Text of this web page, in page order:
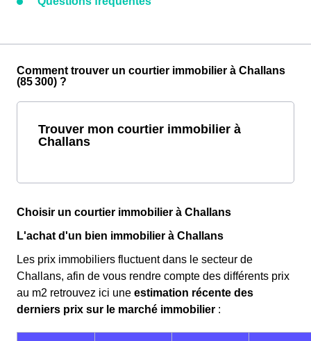
Comment trouver un courtier immobilier à Challans
(85 300) ?
Trouver mon courtier immobilier à
Challans
Choisir un courtier immobilier à Challans
L'achat d'un bien immobilier à Challans
Les prix immobiliers fluctuent dans le secteur de
Challans, afin de vous rendre compte des différents prix
au m2 retrouvez ici une estimation récente des
derniers prix sur le marché immobilier :